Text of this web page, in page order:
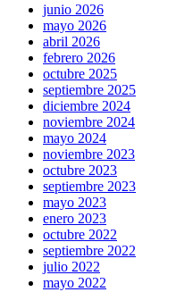
junio 2026
mayo 2026
abril 2026
febrero 2026
octubre 2025
septiembre 2025
diciembre 2024
noviembre 2024
mayo 2024
noviembre 2023
octubre 2023
septiembre 2023
mayo 2023
enero 2023
octubre 2022
septiembre 2022
julio 2022
mayo 2022